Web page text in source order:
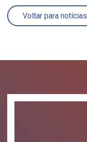
Voltar para notícias